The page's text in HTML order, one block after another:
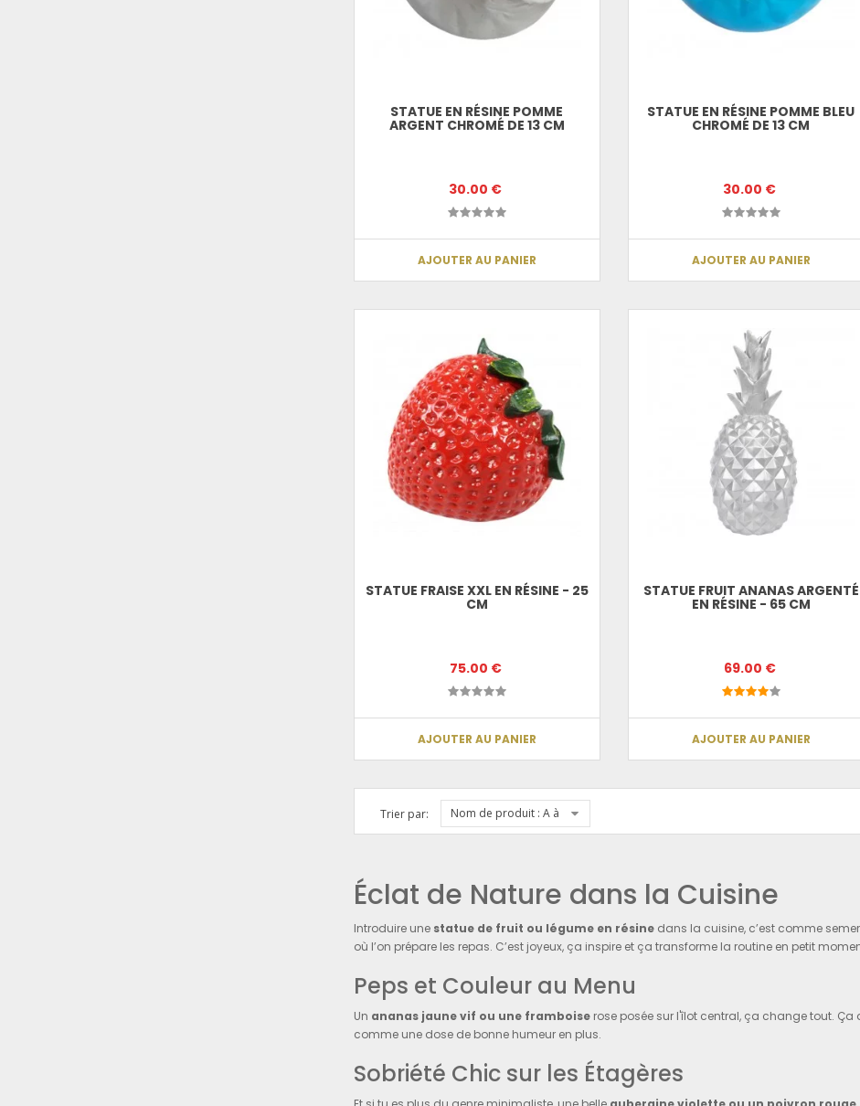
STATUE EN RÉSINE POMME
ARGENT CHROMÉ DE 13 CM
30.00 €
AJOUTER AU PANIER
STATUE EN RÉSINE POMME BLEU
CHROMÉ DE 13 CM
30.00 €
AJOUTER AU PANIER
STATUE FRAISE XXL EN RÉSINE - 25
CM
75.00 €
AJOUTER AU PANIER
STATUE FRUIT ANANAS ARGENTÉ
EN RÉSINE - 65 CM
69.00 €
AJOUTER AU PANIER
Trier par: Nom de produit : A à Z
Éclat de Nature dans la Cuisine
Introduire une statue de fruit ou légume en résine dans la cuisine, c’est comme
où l’on prépare les repas. C’est joyeux, ça inspire et ça transforme la routine en petit
Peps et Couleur au Menu
Un ananas jaune vif ou une framboise rose posée sur l'îlot central, ça change tout.
comme une dose de bonne humeur en plus.
Sobriété Chic sur les Étagères